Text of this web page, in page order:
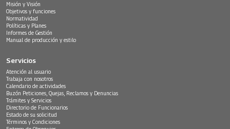
Misión y Visión
Objetivos y funciones
Normatividad
Políticas y Planes
Informes de Gestión
Manual de producción y estilo
Servicios
Atención al usuario
Trabaja con nosotros
Calendario de actividades
Buzón Peticiones, Quejas, Reclamos y Denuncias
Trámites y Servicios
Directorio de Funcionarios
Estado de su solicitud
Términos y Condiciones